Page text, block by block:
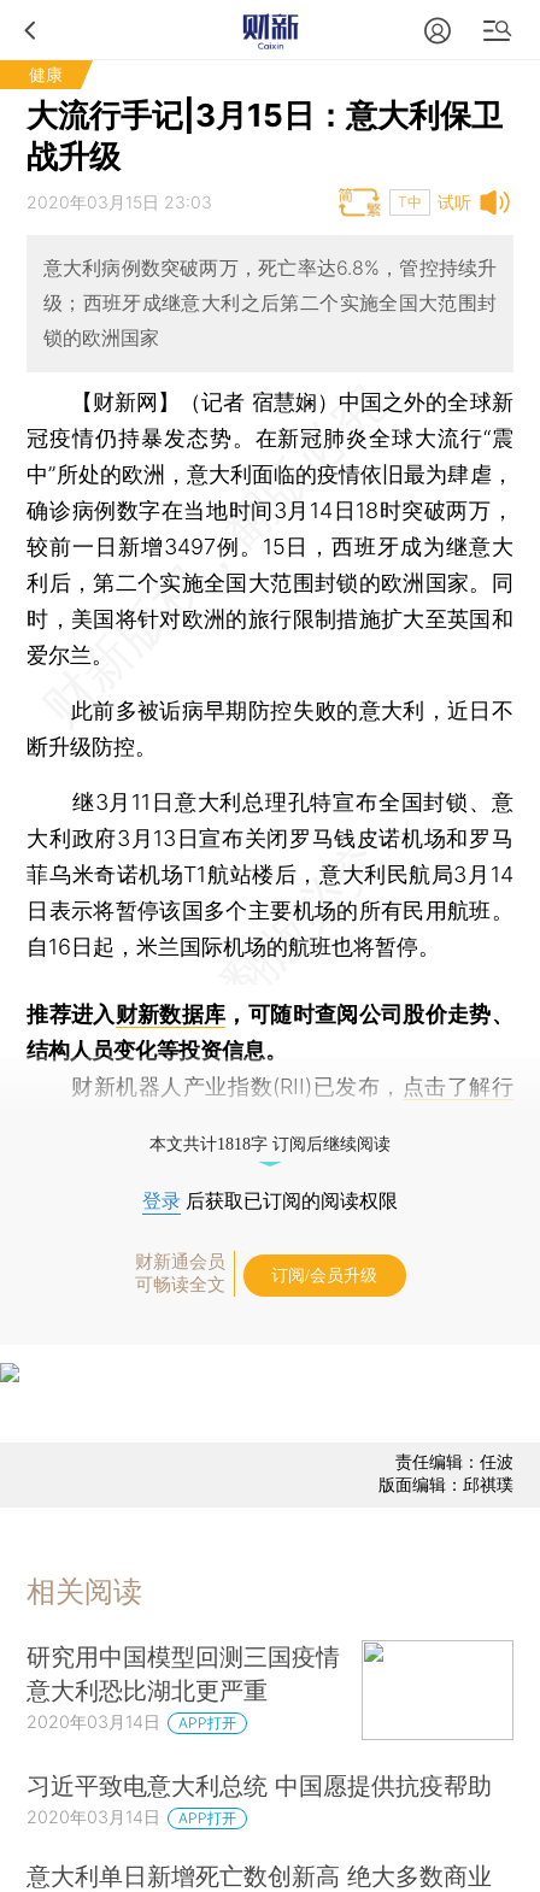
健康
大流行手记|3月15日：意大利保卫
战升级
试听
2020年03月15日 23:03 T中
意大利病例数突破两万，死亡率达6.8%，管控持续升
级；西班牙成继意大利之后第二个实施全国大范围封
锁的欧洲国家
【财新网】（记者 宿慧娴） 中国之外的全球新
冠疫情仍持暴发态势。在新冠肺炎全球大流行“震
中”所处的欧洲，意大利面临的疫情依旧最为肆虐，
确诊病例数字在当地时间3月14日18时突破两万，
较前一日新增3497例。15日，西班牙成为继意大
利后，第二个实施全国大范围封锁的欧洲国家。同
时，美国将针对欧洲的旅行限制措施扩大至英国和
爱尔兰。
此前多被诟病早期防控失败的意大利，近日不
断升级防控。
继3月11日意大利总理孔特宣布全国封锁、意
大利政府3月13日宣布关闭罗马钱皮诺机场和罗马
菲乌米奇诺机场T1航站楼后，意大利民航局3月14
日表示将暂停该国多个主要机场的所有民用航班。
自16日起，米兰国际机场的航班也将暂停。
推荐进入财新数据库 ，可随时查阅公司股价走势、
结构人员变化等投资信息。
财新机器人产业指数(RII)已发布， 点击了解行
本文共计1818字 订阅后继续阅读
登录 后获取已订阅的阅读权限
财新通会员
可畅读全文
订阅/会员升级
责任编辑：任波
版面编辑：邱祺璞
相关阅读
研究用中国模型回测三国疫情
意大利恐比湖北更严重
2020年03月14日 APP打开
习近平致电意大利总统 中国愿提供抗疫帮助
2020年03月14日 APP打开
意大利单日新增死亡数创新高 绝大多数商业